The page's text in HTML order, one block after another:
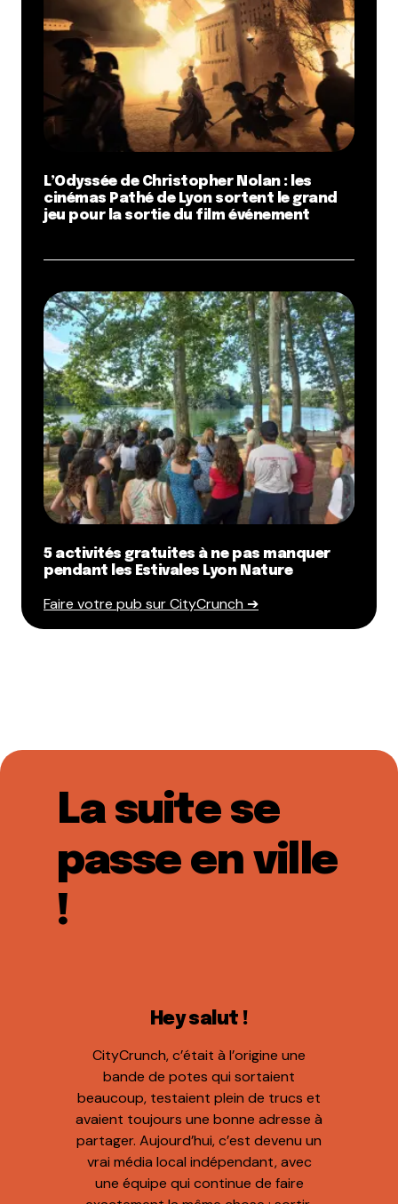
L’Odyssée de Christopher Nolan : les
cinémas Pathé de Lyon sortent le grand
jeu pour la sortie du film événement
5 activités gratuites à ne pas manquer
pendant les Estivales Lyon Nature
Faire votre pub sur CityCrunch ➔
La suite se
passe en ville
!
Hey salut !
CityCrunch, c’était à l’origine une
bande de potes qui sortaient
beaucoup, testaient plein de trucs et
avaient toujours une bonne adresse à
partager. Aujourd’hui, c’est devenu un
vrai média local indépendant, avec
une équipe qui continue de faire